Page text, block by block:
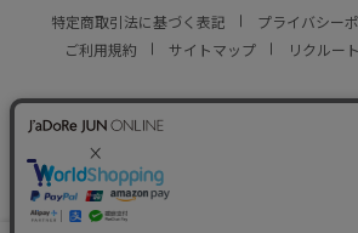
特定商取引法に基づく表記 プライバシー
ご利用規約
サイトマップ リクルート
© JUN CO.,LTD. ALL RIGHTS